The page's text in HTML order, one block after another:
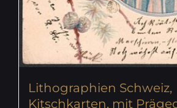
Lithographien Schweiz,
Kitschkarten, mit